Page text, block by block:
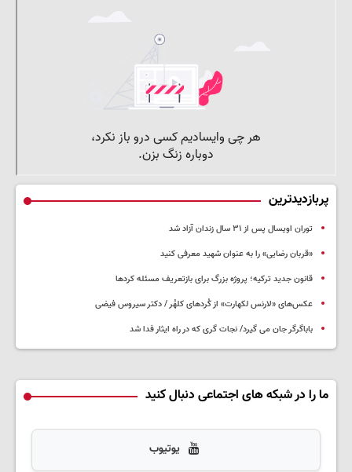
پربازدیدترین
توران اویسال پس از ۳۱ سال زندان آزاد شد
«قربان رضایی» را به عنوان شهید معرفی کنید
قانون جدید ترکیه؛ پروژه بزرگ‌ برای بازتعریف مسئله کردها
عکس‌های «لارنس لکهارت» از کُردهای کلهُر / دکتر سیروس فیضی
باباگرگر جان می گیرد/ نجات گری که در راه ایثار فدا شد
ما را در شبکه های اجتماعی دنبال کنید
یوتیوب